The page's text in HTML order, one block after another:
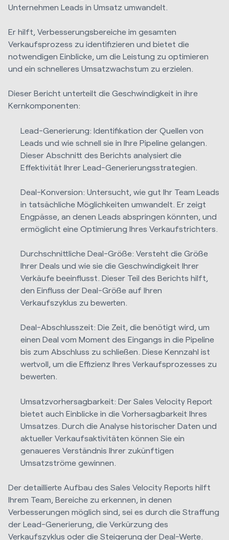
Unternehmen Leads in Umsatz umwandelt.
Er hilft, Verbesserungsbereiche im gesamten
Verkaufsprozess zu identifizieren und bietet die
notwendigen Einblicke, um die Leistung zu optimieren
und ein schnelleres Umsatzwachstum zu erzielen.
Dieser Bericht unterteilt die Geschwindigkeit in ihre
Kernkomponenten:
Lead-Generierung: Identifikation der Quellen von
Leads und wie schnell sie in Ihre Pipeline gelangen.
Dieser Abschnitt des Berichts analysiert die
Effektivität Ihrer Lead-Generierungsstrategien.
Deal-Konversion: Untersucht, wie gut Ihr Team Leads
in tatsächliche Möglichkeiten umwandelt. Er zeigt
Engpässe, an denen Leads abspringen könnten, und
ermöglicht eine Optimierung Ihres Verkaufstrichters.
Durchschnittliche Deal-Größe: Versteht die Größe
Ihrer Deals und wie sie die Geschwindigkeit Ihrer
Verkäufe beeinflusst. Dieser Teil des Berichts hilft,
den Einfluss der Deal-Größe auf Ihren
Verkaufszyklus zu bewerten.
Deal-Abschlusszeit: Die Zeit, die benötigt wird, um
einen Deal vom Moment des Eingangs in die Pipeline
bis zum Abschluss zu schließen. Diese Kennzahl ist
wertvoll, um die Effizienz Ihres Verkaufsprozesses zu
bewerten.
Umsatzvorhersagbarkeit: Der Sales Velocity Report
bietet auch Einblicke in die Vorhersagbarkeit Ihres
Umsatzes. Durch die Analyse historischer Daten und
aktueller Verkaufsaktivitäten können Sie ein
genaueres Verständnis Ihrer zukünftigen
Umsatzströme gewinnen.
Der detaillierte Aufbau des Sales Velocity Reports hilft
Ihrem Team, Bereiche zu erkennen, in denen
Verbesserungen möglich sind, sei es durch die Straffung
der Lead-Generierung, die Verkürzung des
Verkaufszyklus oder die Steigerung der Deal-Werte.